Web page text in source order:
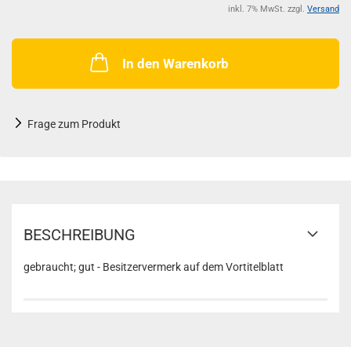
inkl. 7% MwSt. zzgl. Versand
In den Warenkorb
Frage zum Produkt
BESCHREIBUNG
gebraucht; gut - Besitzervermerk auf dem Vortitelblatt